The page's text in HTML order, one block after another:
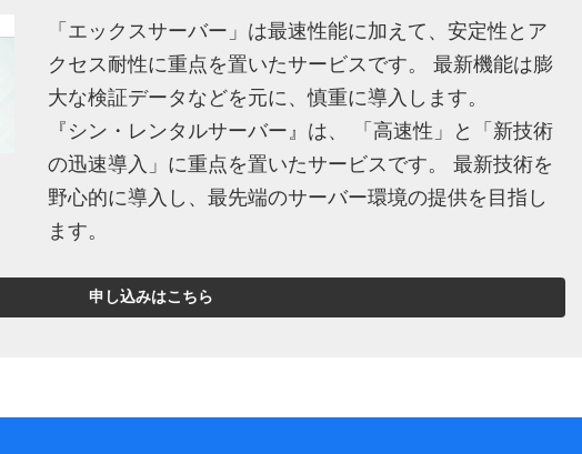
「エックスサーバー」は最速性能に加えて、安定性とア
クセス耐性に重点を置いたサービスです。 最新機能は膨
大な検証データなどを元に、慎重に導入します。
『シン・レンタルサーバー』は、 「高速性」と「新技術
の迅速導入」に重点を置いたサービスです。 最新技術を
野心的に導入し、最先端のサーバー環境の提供を目指し
ます。
申し込みはこちら